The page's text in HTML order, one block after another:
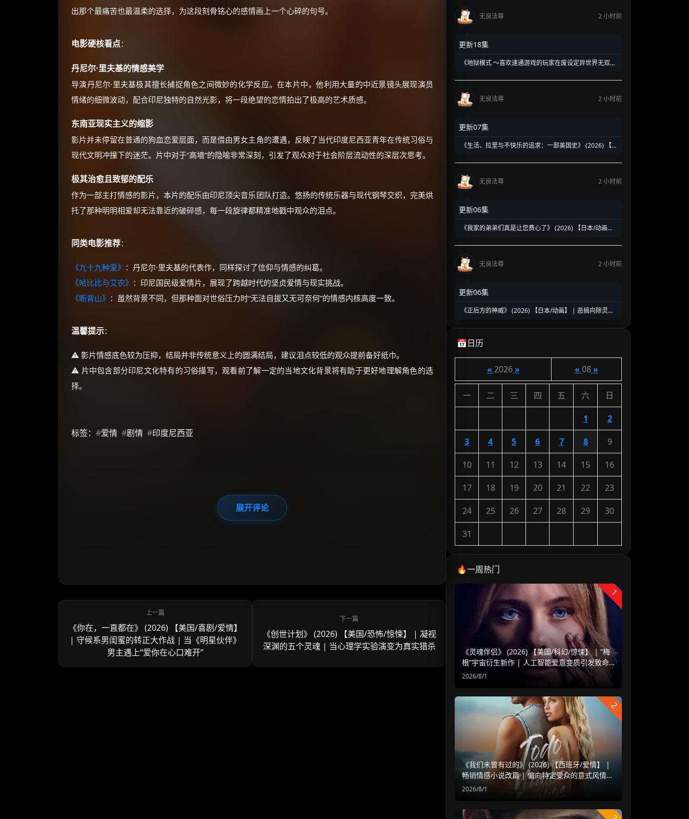
出那个最痛苦也最温柔的选择，为这段刻骨铭心的感情画上一个心碎的句号。
电影硬核看点：
丹尼尔·里夫基的情感美学
导演丹尼尔·里夫基极其擅长捕捉角色之间微妙的化学反应。在本片中，他利用大量的中近景镜头展现演员
情绪的细微波动，配合印尼独特的自然光影，将一段绝望的恋情拍出了极高的艺术质感。
东南亚现实主义的缩影
影片并未停留在普通的狗血恋爱层面，而是借由男女主角的遭遇，反映了当代印度尼西亚青年在传统习俗与
现代文明冲撞下的迷茫。片中对于“高墙”的隐喻非常深刻，引发了观众对于社会阶层流动性的深层次思考。
极其治愈且致郁的配乐
作为一部主打情感的影片，本片的配乐由印尼顶尖音乐团队打造。悠扬的传统乐器与现代钢琴交织，完美烘
托了那种明明相爱却无法靠近的破碎感，每一段旋律都精准地戳中观众的泪点。
同类电影推荐：
《九十九种爱》 ：丹尼尔·里夫基的代表作，同样探讨了信仰与情感的纠葛。
《哈比比与艾农》 ：印尼国民级爱情片，展现了跨越时代的坚贞爱情与现实挑战。
《断背山》 ：虽然背景不同，但那种面对世俗压力时“无法自拔又无可奈何”的情感内核高度一致。
温馨提示：
⚠️ 影片情感底色较为压抑，结局并非传统意义上的圆满结局，建议泪点较低的观众提前备好纸巾。
⚠️ 片中包含部分印尼文化特有的习俗描写，观看前了解一定的当地文化背景将有助于更好地理解角色的选
择。
标签： #爱情 #剧情 #印度尼西亚
展开评论
《你在，一直都在》 (2026) 【美国/喜剧/爱情】
| 守候系男闺蜜的转正大作战 | 当《明星伙伴》
男主遇上“爱你在心口难开”
《创世计划》 (2026) 【美国/恐怖/惊悚】 | 凝视
深渊的五个灵魂 | 当心理学实验演变为真实猎杀
无良法尊
2 小时前
更新18集
《地狱模式 ～喜欢速通游戏的玩家在废设定异世界无双
核废人玩家的受死流异世界无双 | 骨灰级高玩必看的硬核
转生神作
无良法尊
2 小时前
更新07集
《生活、拉里与不快乐的追求：一部美国史》 (2026) 【美
制热情》荒诞来袭
无良法尊
2 小时前
更新06集
《我家的弟弟们真是让您费心了》 (2026) 【日本/动画】
治愈乙女番
无良法尊
2 小时前
更新06集
《正后方的神威》 (2026) 【日本/动画】 | 恶搞向除灵搞
📅日历
« 2026» « 08»
一 二 三 四 五 六 日
1 2
3 4 5 6 7 8 9
10 11 12 13 14 15 16
17 18 19 20 21 22 23
24 25 26 27 28 29 30
31
🔥一周热门
1
《灵魂伴侣》 (2026) 【美国/科幻/惊悚】 | “梅
根”宇宙衍生新作 | 人工智能爱意变质引发致命
危机
2026/8/1
2
《我们未曾有过的》 (2026) 【西班牙/爱情】 |
畅销情感小说改篇 | 偏向特定受众的意式风情治
愈爱情片
2026/8/1
价格有浮动，请直接搜索查最低价！
还有支付宝现金红包、外卖红包、
⚡ 前往【大淘客】领红包